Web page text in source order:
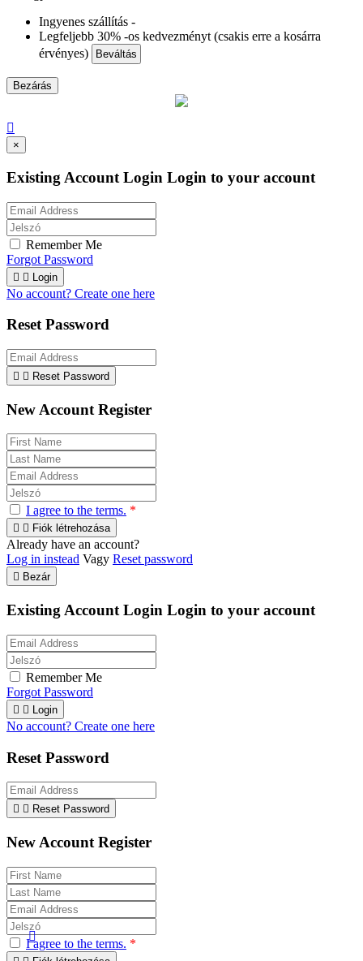
Ingyenes szállítás -
Legfeljebb 30% -os kedvezményt (csakis erre a kosárra
érvényes)
Beváltás
Bezárás


×
Existing Account Login Login to your account
Remember Me
Forgot Password
  Login
No account? Create one here
Reset Password
  Reset Password
New Account Register
I agree to the terms. *
  Fiók létrehozása
Already have an account?
Log in instead Vagy Reset password
 Bezár
Existing Account Login Login to your account
Remember Me
Forgot Password
  Login
No account? Create one here
Reset Password
  Reset Password
New Account Register
I agree to the terms. *